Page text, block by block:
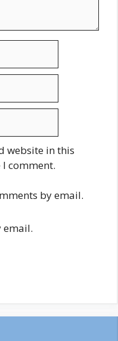
website in this
comment.
by email.
email.